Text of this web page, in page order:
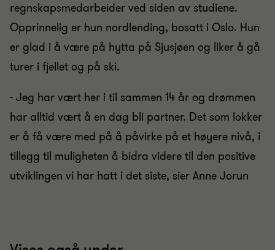
regnskapsmedarbeider ved siden av studiene.
Opprinnelig er hun nordlending, bosatt i Oslo. Hun
er glad i å være på hytta på Sjusjøen og liker å gå
turer i fjellet og på ski.
- Jeg har vært her i til sammen 14 år og drømmen
har alltid vært å en dag bli partner. Det som lokker
er å få være med på å påvirke på et høyere nivå, i
tillegg til muligheten å bidra videre til den positive
utviklingen vi har hatt i det siste, sier Anne Jorun